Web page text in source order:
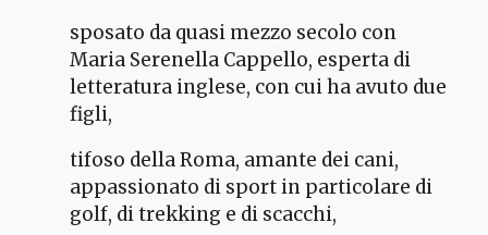
sposato da quasi mezzo secolo con
Maria Serenella Cappello, esperta di
letteratura inglese, con cui ha avuto due
figli,
tifoso della Roma, amante dei cani,
appassionato di sport in particolare di
golf, di trekking e di scacchi,